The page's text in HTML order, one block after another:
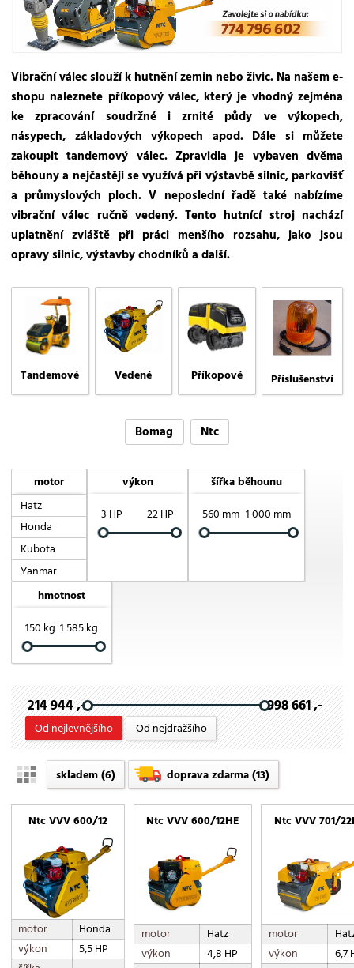
Vibrační válec slouží k hutnění zemin nebo živic. Na našem e-
shopu naleznete příkopový válec, který je vhodný zejména
ke zpracování soudržné i zrnité půdy ve výkopech,
násypech, základových výkopech apod. Dále si můžete
zakoupit tandemový válec. Zpravidla je vybaven dvěma
běhouny a nejčastěji se využívá při výstavbě silnic, parkovišť
a průmyslových ploch. V neposlední řadě také nabízíme
vibrační válec ručně vedený. Tento hutnící stroj nachází
uplatnění zvláště při práci menšího rozsahu, jako jsou
opravy silnic, výstavby chodníků a další.
Tandemové Vedené Příkopové Příslušenství
Bomag Ntc
motor
Hatz
Honda
Kubota
Yanmar
výkon
3 HP
22 HP
šířka běhounu
560 mm 1 000 mm
hmotnost
150 kg 1 585 kg
214 944 ,- 998 661 ,-
Od nejlevnějšího Od nejdražšího
skladem(6) doprava zdarma(13)
Ntc VVV 600/12
motor
Honda
výkon
5,5 HP
Ntc VVV 600/12HE
motor
Hatz
výkon
4,8 HP
Ntc VVV 701/
motor
výkon
6,7